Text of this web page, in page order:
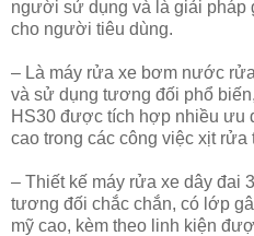
người sử dụng và là giải pháp
cho người tiêu dùng.
– Là máy rửa xe bơm nước
và sử dụng tương đối phổ
HS30 được tích hợp nhiều ưu
cao trong các công việc xịt
– Thiết kế máy rửa xe dây đai
tương đối chắc chắn, có lớp
mỹ cao, kèm theo linh kiện